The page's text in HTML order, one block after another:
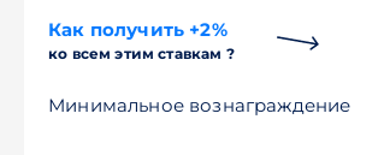
Как получить +2%
ко всем этим ставкам ?
Минимальное вознаграждение